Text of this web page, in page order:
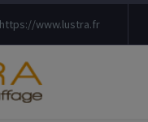
https://www.lustra.fr